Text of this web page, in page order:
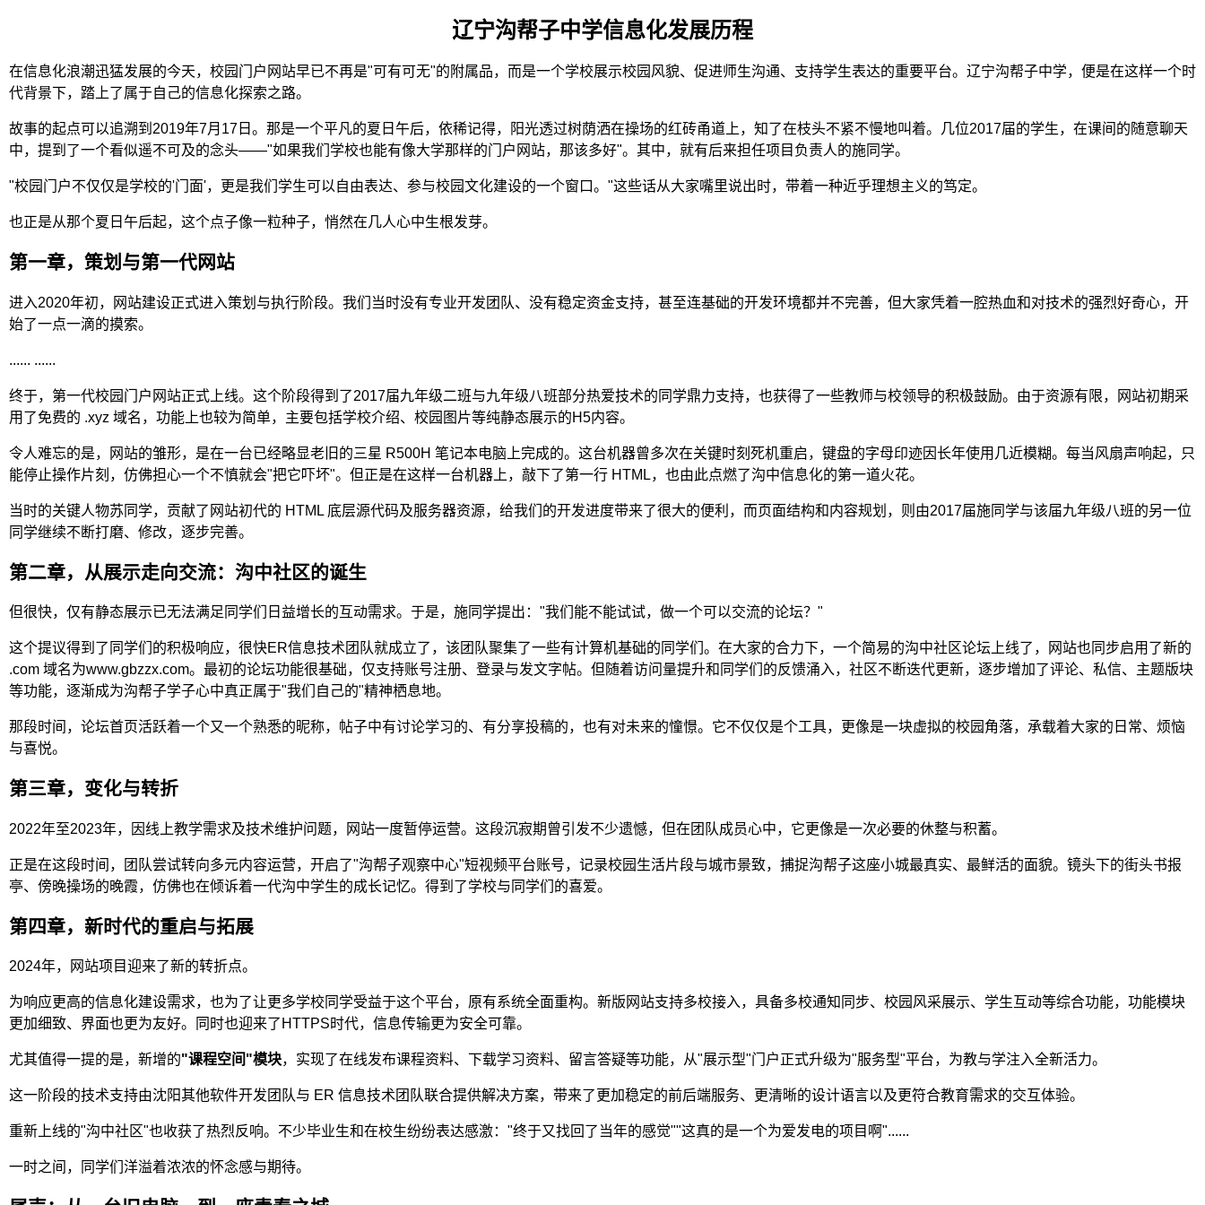
辽宁沟帮子中学信息化发展历程
在信息化浪潮迅猛发展的今天，校园门户网站早已不再是"可有可无"的附属品，而是一个学校展示校园风貌、促进师生沟通、支持学生表达的重要平台。辽宁沟帮子中学，便是在这样一个时
代背景下，踏上了属于自己的信息化探索之路。
故事的起点可以追溯到2019年7月17日。那是一个平凡的夏日午后，依稀记得，阳光透过树荫洒在操场的红砖甬道上，知了在枝头不紧不慢地叫着。几位2017届的学生，在课间的随意聊天
中，提到了一个看似遥不可及的念头——"如果我们学校也能有像大学那样的门户网站，那该多好"。其中，就有后来担任项目负责人的施同学。
"校园门户不仅仅是学校的'门面'，更是我们学生可以自由表达、参与校园文化建设的一个窗口。"这些话从大家嘴里说出时，带着一种近乎理想主义的笃定。
也正是从那个夏日午后起，这个点子像一粒种子，悄然在几人心中生根发芽。
第一章，策划与第一代网站
进入2020年初，网站建设正式进入策划与执行阶段。我们当时没有专业开发团队、没有稳定资金支持，甚至连基础的开发环境都并不完善，但大家凭着一腔热血和对技术的强烈好奇心，开
始了一点一滴的摸索。
...... ......
终于，第一代校园门户网站正式上线。这个阶段得到了2017届九年级二班与九年级八班部分热爱技术的同学鼎力支持，也获得了一些教师与校领导的积极鼓励。由于资源有限，网站初期采
用了免费的 .xyz 域名，功能上也较为简单，主要包括学校介绍、校园图片等纯静态展示的H5内容。
令人难忘的是，网站的雏形，是在一台已经略显老旧的三星 R500H 笔记本电脑上完成的。这台机器曾多次在关键时刻死机重启，键盘的字母印迹因长年使用几近模糊。每当风扇声响起，只
能停止操作片刻，仿佛担心一个不慎就会"把它吓坏"。但正是在这样一台机器上，敲下了第一行 HTML，也由此点燃了沟中信息化的第一道火花。
当时的关键人物苏同学，贡献了网站初代的 HTML 底层源代码及服务器资源，给我们的开发进度带来了很大的便利，而页面结构和内容规划，则由2017届施同学与该届九年级八班的另一位
同学继续不断打磨、修改，逐步完善。
第二章，从展示走向交流：沟中社区的诞生
但很快，仅有静态展示已无法满足同学们日益增长的互动需求。于是，施同学提出："我们能不能试试，做一个可以交流的论坛？"
这个提议得到了同学们的积极响应，很快ER信息技术团队就成立了，该团队聚集了一些有计算机基础的同学们。在大家的合力下，一个简易的沟中社区论坛上线了，网站也同步启用了新的
.com 域名为www.gbzzx.com。最初的论坛功能很基础，仅支持账号注册、登录与发文字帖。但随着访问量提升和同学们的反馈涌入，社区不断迭代更新，逐步增加了评论、私信、主题版块
等功能，逐渐成为沟帮子学子心中真正属于"我们自己的"精神栖息地。
那段时间，论坛首页活跃着一个又一个熟悉的昵称，帖子中有讨论学习的、有分享投稿的，也有对未来的憧憬。它不仅仅是个工具，更像是一块虚拟的校园角落，承载着大家的日常、烦恼
与喜悦。
第三章，变化与转折
2022年至2023年，因线上教学需求及技术维护问题，网站一度暂停运营。这段沉寂期曾引发不少遗憾，但在团队成员心中，它更像是一次必要的休整与积蓄。
正是在这段时间，团队尝试转向多元内容运营，开启了"沟帮子观察中心"短视频平台账号，记录校园生活片段与城市景致，捕捉沟帮子这座小城最真实、最鲜活的面貌。镜头下的街头书报
亭、傍晚操场的晚霞，仿佛也在倾诉着一代沟中学生的成长记忆。得到了学校与同学们的喜爱。
第四章，新时代的重启与拓展
2024年，网站项目迎来了新的转折点。
为响应更高的信息化建设需求，也为了让更多学校同学受益于这个平台，原有系统全面重构。新版网站支持多校接入，具备多校通知同步、校园风采展示、学生互动等综合功能，功能模块
更加细致、界面也更为友好。同时也迎来了HTTPS时代，信息传输更为安全可靠。
尤其值得一提的是，新增的"课程空间"模块，实现了在线发布课程资料、下载学习资料、留言答疑等功能，从"展示型"门户正式升级为"服务型"平台，为教与学注入全新活力。
这一阶段的技术支持由沈阳其他软件开发团队与 ER 信息技术团队联合提供解决方案，带来了更加稳定的前后端服务、更清晰的设计语言以及更符合教育需求的交互体验。
重新上线的"沟中社区"也收获了热烈反响。不少毕业生和在校生纷纷表达感激："终于又找回了当年的感觉""这真的是一个为爱发电的项目啊"......
一时之间，同学们洋溢着浓浓的怀念感与期待。